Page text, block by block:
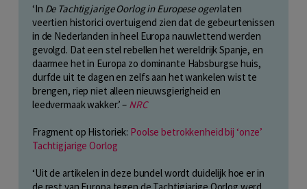
‘In De Tachtigjarige Oorlog in Europese ogenlaten
veertien historici overtuigend zien dat de gebeurtenissen
in de Nederlanden in heel Europa nauwlettend werden
gevolgd. Dat een stel rebellen het wereldrijk Spanje, en
daarmee het in Europa zo dominante Habsburgse huis,
durfde uit te dagen en zelfs aan het wankelen wist te
brengen, riep niet alleen nieuwsgierigheid en
leedvermaak wakker.’ – NRC
Fragment op Historiek: Poolse betrokkenheid bij ‘onze’
Tachtigjarige Oorlog
‘Uit de artikelen in deze bundel wordt duidelijk hoe er in